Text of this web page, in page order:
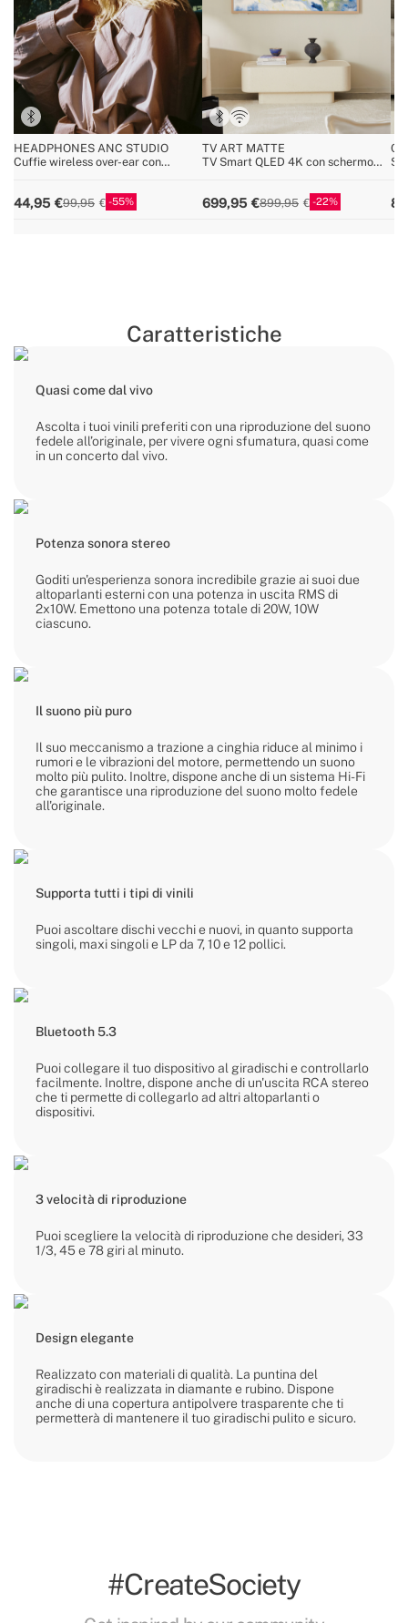
HEADPHONES ANC STUDIO
Cuffie wireless over-ear con
44,95 99,95 55
TV ART MATTE
TV Smart QLED 4K con schermo
699,95 899,95 22
Caratteristiche
Quasi come dal vivo
Ascolta i tuoi vinili preferiti con una riproduzione del suono
fedele all’originale, per vivere ogni sfumatura, quasi come
in un concerto dal vivo.
Potenza sonora stereo
Goditi un'esperienza sonora incredibile grazie ai suoi due
altoparlanti esterni con una potenza in uscita RMS di
2x10W. Emettono una potenza totale di 20W, 10W
ciascuno.
Il suono più puro
Il suo meccanismo a trazione a cinghia riduce al minimo i
rumori e le vibrazioni del motore, permettendo un suono
molto più pulito. Inoltre, dispone anche di un sistema Hi-Fi
che garantisce una riproduzione del suono molto fedele
all'originale.
Supporta tutti i tipi di vinili
Puoi ascoltare dischi vecchi e nuovi, in quanto supporta
singoli, maxi singoli e LP da 7, 10 e 12 pollici.
Bluetooth 5.3
Puoi collegare il tuo dispositivo al giradischi e controllarlo
facilmente. Inoltre, dispone anche di un'uscita RCA stereo
che ti permette di collegarlo ad altri altoparlanti o
dispositivi.
3 velocità di riproduzione
Puoi scegliere la velocità di riproduzione che desideri, 33
1/3, 45 e 78 giri al minuto.
Design elegante
Realizzato con materiali di qualità. La puntina del
giradischi è realizzata in diamante e rubino. Dispone
anche di una copertura antipolvere trasparente che ti
permetterà di mantenere il tuo giradischi pulito e sicuro.
#CreateSociety